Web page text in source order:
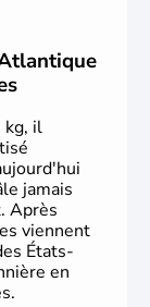
avant l'arrivée
continent par
13 colonies
en 1787.
dans une
kg, il
jamais
Après
viennent
États-
en